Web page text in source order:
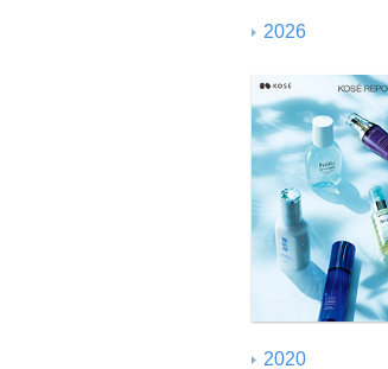
2026
2020